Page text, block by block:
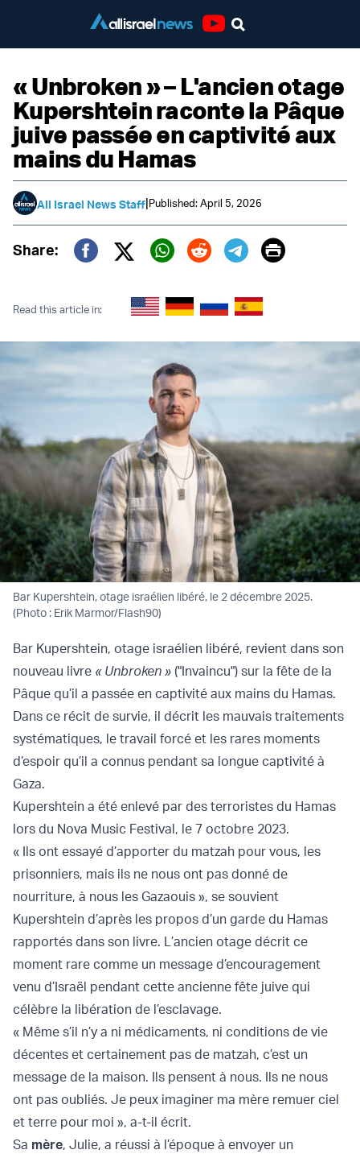
« Unbroken » – L'ancien otage
Kupershtein raconte la Pâque
juive passée en captivité aux
mains du Hamas
All Israel News Staff|Published: April 5, 2026
Share:
Twitter (X)
Print
Read this article in:
Bar Kupershtein, otage israélien libéré, le 2 décembre 2025.
(Photo : Erik Marmor/Flash90)
Bar Kupershtein, otage israélien libéré, revient dans son
nouveau livre « Unbroken » ("Invaincu") sur la fête de la
Pâque qu’il a passée en captivité aux mains du Hamas.
Dans ce récit de survie, il décrit les mauvais traitements
systématiques, le travail forcé et les rares moments
d’espoir qu’il a connus pendant sa longue captivité à
Gaza.
Kupershtein a été enlevé par des terroristes du Hamas
lors du Nova Music Festival, le 7 octobre 2023.
« Ils ont essayé d’apporter du matzah pour vous, les
prisonniers, mais ils ne nous ont pas donné de
nourriture, à nous les Gazaouis », se souvient
Kupershtein d’après les propos d’un garde du Hamas
rapportés dans son livre. L’ancien otage décrit ce
moment rare comme un message d’encouragement
venu d’Israël pendant cette ancienne fête juive qui
célèbre la libération de l’esclavage.
« Même s’il n’y a ni médicaments, ni conditions de vie
décentes et certainement pas de matzah, c’est un
message de la maison. Ils pensent à nous. Ils ne nous
ont pas oubliés. Je peux imaginer ma mère remuer ciel
et terre pour moi », a-t-il écrit.
Sa mère, Julie, a réussi à l’époque à envoyer un